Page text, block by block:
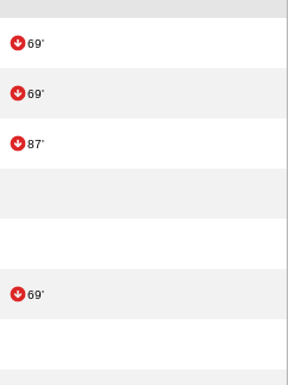
69'
69'
87'
69'